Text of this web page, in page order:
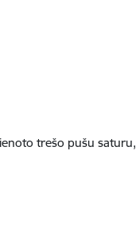
trešo pušu saturu,